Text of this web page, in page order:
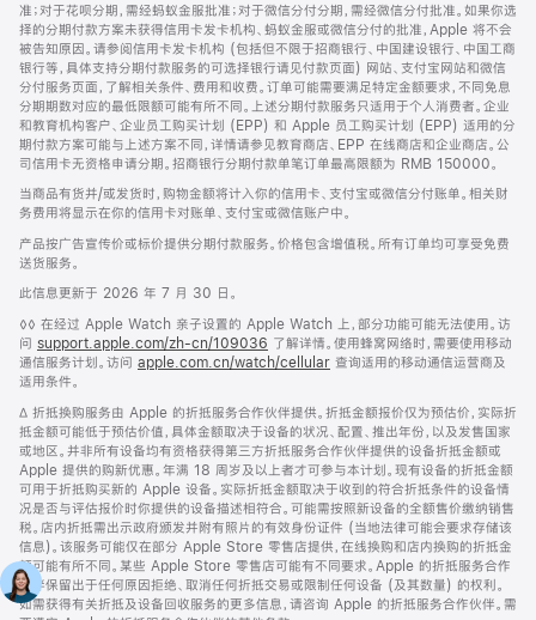
准；对于花呗分期，需经蚂蚁金服批准；对于微信分付分期，需经微信分付批准。如果你选
择的分期付款方案未获得信用卡发卡机构、蚂蚁金服或微信分付的批准，Apple 将不会
被告知原因。请参阅信用卡发卡机构 (包括但不限于招商银行、中国建设银行、中国工商
银行等，具体支持分期付款服务的可选择银行请见付款页面) 网站、支付宝网站和微信
分付服务页面，了解相关条件、费用和收费。订单可能需要满足特定金额要求，不同免息
分期期数对应的最低限额可能有所不同。上述分期付款服务只适用于个人消费者。企业
和教育机构客户、企业员工购买计划 (EPP) 和 Apple 员工购买计划 (EPP) 适用的分
期付款方案可能与上述方案不同，详情请参见教育商店、EPP 在线商店和企业商店。公
司信用卡无资格申请分期。招商银行分期付款单笔订单最高限额为 RMB 150000。
当商品有货并/或发货时，购物金额将计入你的信用卡、支付宝或微信分付账单。相关财
务费用将显示在你的信用卡对账单、支付宝或微信账户中。
产品按广告宣传价或标价提供分期付款服务。价格包含增值税。所有订单均可享受免费
送货服务。
此信息更新于 2026 年 7 月 30 日。
脚
注
◊◊ 在经过 Apple Watch 亲子设置的 Apple Watch 上，部分功能可能无法使用。访
问 support.apple.com/zh-cn/109036 (在
新
中
打
开)
了解详情。使用蜂窝网络时，需要使用移动
通信服务计划。访问 apple.com.cn/watch/cellular 查询适用的移动通信运营商及
适用条件。
脚
注
∆ 折抵换购服务由 Apple 的折抵服务合作伙伴提供。折抵金额报价仅为预估价，实际折
抵金额可能低于预估价值，具体金额取决于设备的状况、配置、推出年份，以及发售国家
或地区。并非所有设备均有资格获得第三方折抵服务合作伙伴提供的设备折抵金额或
Apple 提供的购新优惠。年满 18 周岁及以上者才可参与本计划。现有设备的折抵金额
可用于折抵购买新的 Apple 设备。实际折抵金额取决于收到的符合折抵条件的设备情
况是否与评估报价时你提供的设备描述相符合。可能需按照新设备的全额售价缴纳销售
税。店内折抵需出示政府颁发并附有照片的有效身份证件 (当地法律可能会要求存储该
信息)。该服务可能仅在部分 Apple Store 零售店提供，在线换购和店内换购的折抵金
额可能有所不同。某些 Apple Store 零售店可能有不同要求。Apple 的折抵服务合作
伙伴保留出于任何原因拒绝、取消任何折抵交易或限制任何设备 (及其数量) 的权利。
如需获得有关折抵及设备回收服务的更多信息，请咨询 Apple 的折抵服务合作伙伴。需